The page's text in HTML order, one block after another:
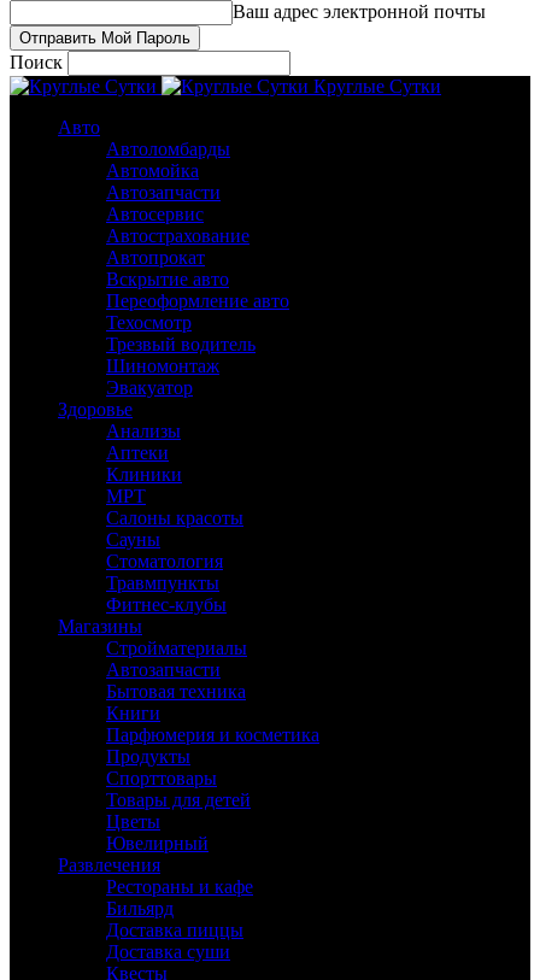
Ваш адрес электронной почты
Поиск
Круглые Сутки
Авто
Автоломбарды
Автомойка
Автозапчасти
Автосервис
Автострахование
Автопрокат
Вскрытие авто
Переоформление авто
Техосмотр
Трезвый водитель
Шиномонтаж
Эвакуатор
Здоровье
Анализы
Аптеки
Клиники
МРТ
Салоны красоты
Сауны
Стоматология
Травмпункты
Фитнес-клубы
Магазины
Стройматериалы
Автозапчасти
Бытовая техника
Книги
Парфюмерия и косметика
Продукты
Спорттовары
Товары для детей
Цветы
Ювелирный
Развлечения
Рестораны и кафе
Бильярд
Доставка пиццы
Доставка суши
Квесты